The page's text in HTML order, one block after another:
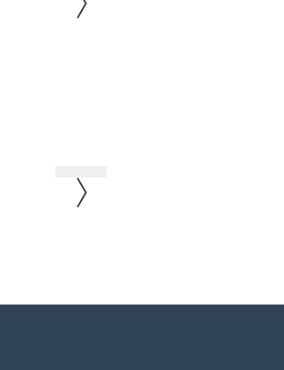
Heinrich Weiss schneidet die Torte an
Nächstes Bild